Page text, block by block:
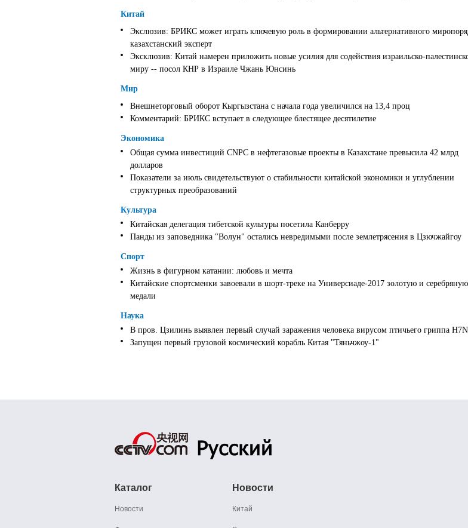
Китай
Экслюзив: БРИКС может играть ключевую роль в формировании альтернативного
казахстанский эксперт
Эксклюзив: Китай намерен приложить новые усилия для содействия израильско-
миру -- посол КНР в Израиле Чжань Юнсинь
Мир
Внешнеторговый оборот Кыргызстана с начала года увеличился на 13,4 проц
Комментарий: БРИКС вступает в следующее блестящее десятилетие
Экономика
Общая сумма инвестиций CNPC в нефтегазовые проекты в Казахстане превысила 42 млрд
долларов
Показатели за июль свидетельствуют о стабильности китайской экономики и углублении
структурных преобразований
Культура
Китайская делегация тибетской культуры посетила Канберру
Панды из заповедника "Волун" остались невредимыми после землетрясения в Цзючжайгоу
Спорт
Жизнь в фигурном катании: любовь и мечта
Китайские спортсменки завоевали в шорт-треке на Универсиаде-2017 золотую и серебряную
медали
Наука
В пров. Цзилинь выявлен первый случай заражения человека вирусом птичьего гриппа
Запущен первый грузовой космический корабль Китая "Тяньчжоу-1"
Каталог
Новости
Новости
Китай